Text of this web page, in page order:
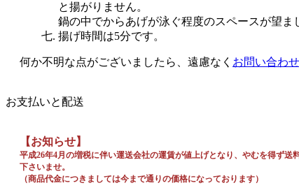
と揚がりません。
鍋の中でからあげが泳ぐ程度のスペースが望ま
揚げ時間は5分です。
何か不明な点がございましたら、遠慮なく お問い合わ
お支払いと配送
【お知らせ】
平成26年4月の増税に伴い運送会社の運賃が値上げとなり、やむを得ず
下さいませ。
（商品代金につきましては今まで通りの価格になっております）